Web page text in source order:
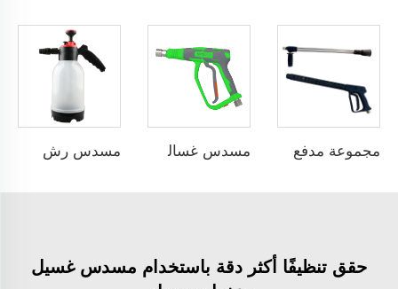
مسدس غسالة ضغط عالي 4000PSI تنظيف السيارات اتصال خيطي أنثوي قطر 3/8 مقبض غسالة قوة مسدس رذاذ قصير
حقق تنظيفًا أكثر دقة باستخدام مسدس غسيل